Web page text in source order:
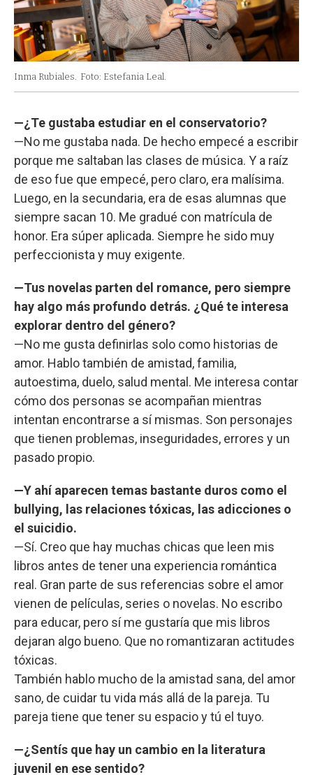
Inma Rubiales. Foto: Estefania Leal.
—¿Te gustaba estudiar en el conservatorio?
—No me gustaba nada. De hecho empecé a escribir
porque me saltaban las clases de música. Y a raíz
de eso fue que empecé, pero claro, era malísima.
Luego, en la secundaria, era de esas alumnas que
siempre sacan 10. Me gradué con matrícula de
honor. Era súper aplicada. Siempre he sido muy
perfeccionista y muy exigente.
—Tus novelas parten del romance, pero siempre
hay algo más profundo detrás. ¿Qué te interesa
explorar dentro del género?
—No me gusta definirlas solo como historias de
amor. Hablo también de amistad, familia,
autoestima, duelo, salud mental. Me interesa contar
cómo dos personas se acompañan mientras
intentan encontrarse a sí mismas. Son personajes
que tienen problemas, inseguridades, errores y un
pasado propio.
—Y ahí aparecen temas bastante duros como el
bullying, las relaciones tóxicas, las adicciones o
el suicidio.
—Sí. Creo que hay muchas chicas que leen mis
libros antes de tener una experiencia romántica
real. Gran parte de sus referencias sobre el amor
vienen de películas, series o novelas. No escribo
para educar, pero sí me gustaría que mis libros
dejaran algo bueno. Que no romantizaran actitudes
tóxicas.
También hablo mucho de la amistad sana, del amor
sano, de cuidar tu vida más allá de la pareja. Tu
pareja tiene que tener su espacio y tú el tuyo.
—¿Sentís que hay un cambio en la literatura
juvenil en ese sentido?